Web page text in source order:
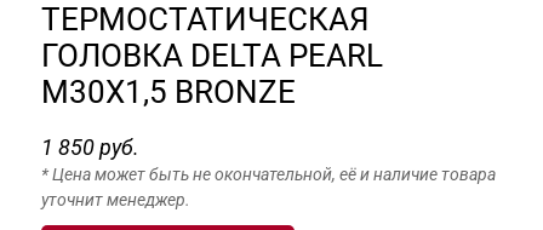
ТЕРМОСТАТИЧЕСКАЯ
ГОЛОВКА DELTA PEARL
M30X1,5 BRONZE
1 850 руб.
* Цена может быть не окончательной, её и наличие товара
уточнит менеджер.